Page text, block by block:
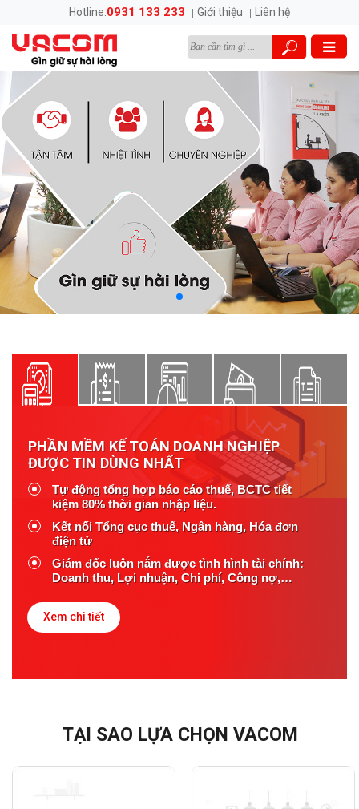
Hotline:0931 133 233 Giới thiệu Liên hệ
PHẦN MỀM KẾ TOÁN DOANH NGHIỆP
ĐƯỢC TIN DÙNG NHẤT
Tự động tổng hợp báo cáo thuế, BCTC tiết
kiệm 80% thời gian nhập liệu.
Kết nối Tổng cục thuế, Ngân hàng, Hóa đơn
điện tử
Giám đốc luôn nắm được tình hình tài chính:
Doanh thu, Lợi nhuận, Chi phí, Công nợ,…
Xem chi tiết
TẠI SAO LỰA CHỌN VACOM